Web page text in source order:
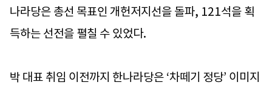
나라당은 총선 목표인 개헌저지선을 돌파, 121석을 획
득하는 선전을 펼칠 수 있었다.
박 대표 취임 이전까지 한나라당은 ‘차떼기 정당’ 이미지